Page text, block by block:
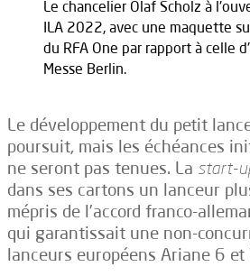
Le chancelier Olaf Scholz à
ILA 2022, avec une maquette
du RFA One par rapport à celle
Messe Berlin.
Le développement du petit
poursuit, mais les échéances
ne seront pas tenues. La start-
dans ses cartons un lanceur
mépris de l’accord franco-
qui garantissait une non-
lanceurs européens Ariane 6 et